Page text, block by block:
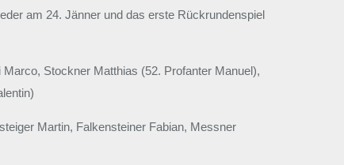
am 24. Jänner und das erste Rückrundenspiel
Stockner Matthias (52. Profanter Manuel),
Martin, Falkensteiner Fabian, Messner